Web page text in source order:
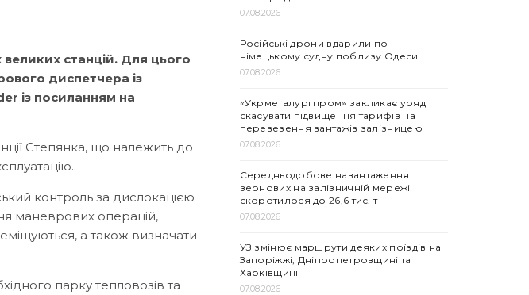
великих станцій. Для цього
диспетчера із
із посиланням на
Степянка, що належить до
контроль за дислокацією
маневрових операцій,
а також визначати
парку тепловозів та
07.08.2026
Російські дрони вдарили по
німецькому судну поблизу Одеси
07.08.2026
«Укрметалургпром» закликає уряд
скасувати підвищення тарифів на
перевезення вантажів залізницею
07.08.2026
Середньодобове навантаження
зернових на залізничній мережі
скоротилося до 26,6 тис. т
07.08.2026
УЗ змінює маршрути деяких поїздів на
Запоріжжі, Дніпропетровщині та
Харківщині
07.08.2026